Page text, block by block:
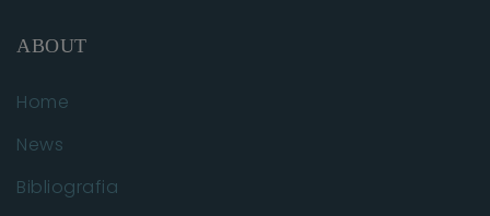
ABOUT
Home
News
Bibliografia